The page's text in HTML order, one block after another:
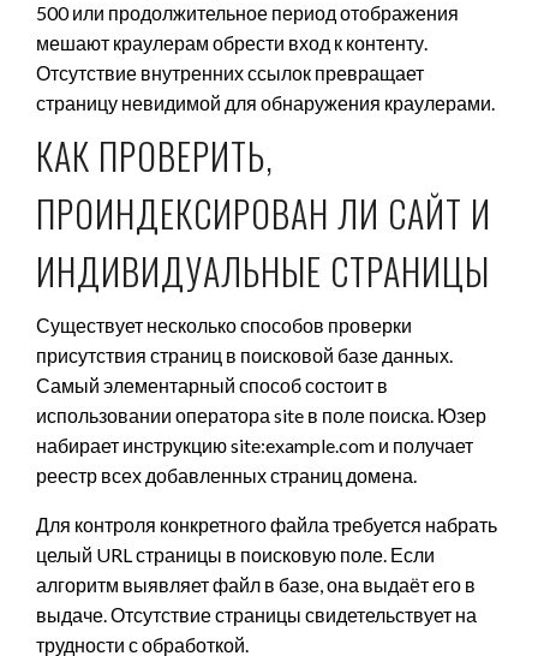
500 или продолжительное период отображения
мешают краулерам обрести вход к контенту.
Отсутствие внутренних ссылок превращает
страницу невидимой для обнаружения краулерами.
КАК ПРОВЕРИТЬ,
ПРОИНДЕКСИРОВАН ЛИ САЙТ И
ИНДИВИДУАЛЬНЫЕ СТРАНИЦЫ
Существует несколько способов проверки
присутствия страниц в поисковой базе данных.
Самый элементарный способ состоит в
использовании оператора site в поле поиска. Юзер
набирает инструкцию site:example.com и получает
реестр всех добавленных страниц домена.
Для контроля конкретного файла требуется набрать
целый URL страницы в поисковую поле. Если
алгоритм выявляет файл в базе, она выдаёт его в
выдаче. Отсутствие страницы свидетельствует на
трудности с обработкой.